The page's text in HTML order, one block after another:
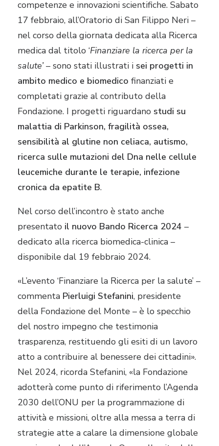
competenze e innovazioni scientifiche. Sabato
17 febbraio, all’Oratorio di San Filippo Neri –
nel corso della giornata dedicata alla Ricerca
medica dal titolo ‘Finanziare la ricerca per la
salute’– sono stati illustrati i sei progetti in
ambito medico e biomedico finanziati e
completati grazie al contributo della
Fondazione. I progetti riguardano studi su
malattia di Parkinson, fragilità ossea,
sensibilità al glutine non celiaca, autismo,
ricerca sulle mutazioni del Dna nelle cellule
leucemiche durante le terapie, infezione
cronica da epatite B.
Nel corso dell’incontro è stato anche
presentato il nuovo Bando Ricerca 2024 –
dedicato alla ricerca biomedica-clinica –
disponibile dal 19 febbraio 2024.
«L’evento ‘Finanziare la Ricerca per la salute’ –
commenta Pierluigi Stefanini, presidente
della Fondazione del Monte – è lo specchio
del nostro impegno che testimonia
trasparenza, restituendo gli esiti di un lavoro
atto a contribuire al benessere dei cittadini».
Nel 2024, ricorda Stefanini, «la Fondazione
adotterà come punto di riferimento l’Agenda
2030 dell’ONU per la programmazione di
attività e missioni, oltre alla messa a terra di
strategie atte a calare la dimensione globale